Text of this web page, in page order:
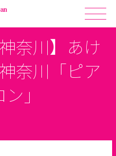
奈川】あけ
奈川「ピア
」